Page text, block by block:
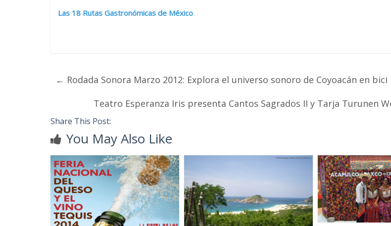
Las 18 Rutas Gastronómicas de México
← Rodada Sonora Marzo 2012: Explora el universo sonoro de Coyoacán en bici
Teatro Esperanza Iris presenta Cantos Sagrados II y Tarja Turunen
Share This Post:
You May Also Like